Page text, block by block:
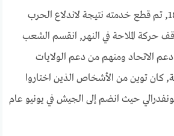
في عام 1861, تم قطع خدمته نتيجة لاندلاع الحرب
حركة الملاحة في النهر, انقسم الشعب
الاتحاد ومنهم من دعم الولايات
كان توين من الأشخاص الذين اختاروا
حيث انضم إلى الجيش في يونيو عام